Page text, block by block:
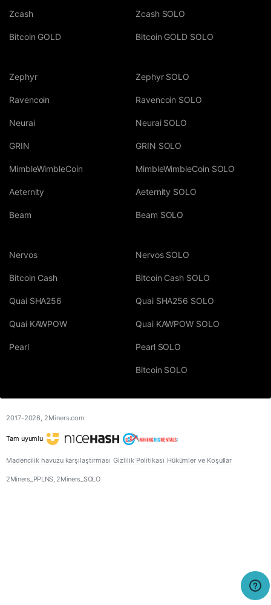
Zcash
Bitcoin GOLD
Zcash SOLO
Bitcoin GOLD SOLO
Zephyr
Ravencoin
Neurai
GRIN
MimbleWimbleCoin
Aeternity
Beam
Zephyr SOLO
Ravencoin SOLO
Neurai SOLO
GRIN SOLO
MimbleWimbleCoin SOLO
Aeternity SOLO
Beam SOLO
Nervos
Bitcoin Cash
Quai SHA256
Quai KAWPOW
Pearl
Nervos SOLO
Bitcoin Cash SOLO
Quai SHA256 SOLO
Quai KAWPOW SOLO
Pearl SOLO
Bitcoin SOLO
2017-2026, 2Miners.com
Tam uyumlu
Madencilik havuzu karşılaştırması Gizlilik Politikası Hükümler ve Koşullar
2Miners_PPLNS, 2Miners_SOLO